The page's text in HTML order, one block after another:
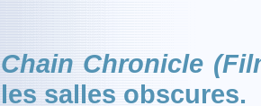
Chain Chronicle
les salles obscures.